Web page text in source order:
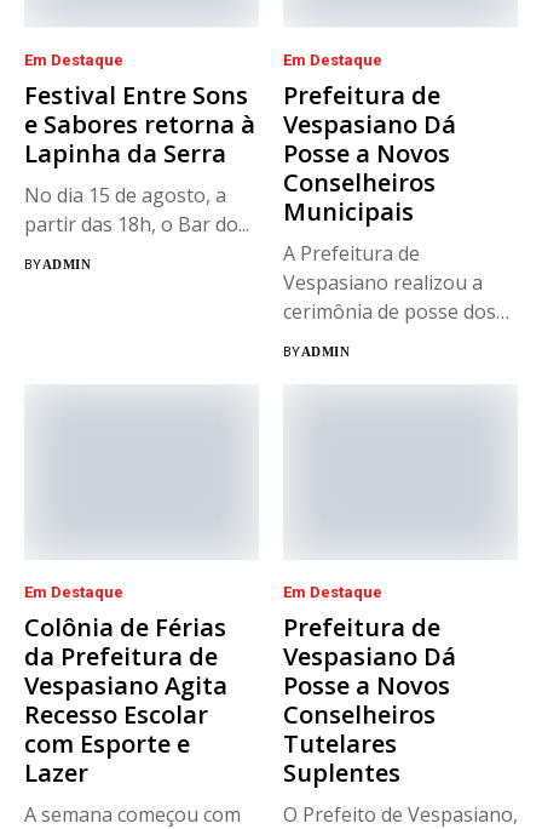
Em Destaque
Festival Entre Sons
e Sabores retorna à
Lapinha da Serra
No dia 15 de agosto, a
partir das 18h, o Bar do...
BYADMIN
Em Destaque
Prefeitura de
Vespasiano Dá
Posse a Novos
Conselheiros
Municipais
A Prefeitura de
Vespasiano realizou a
cerimônia de posse dos
novos integrantes...
BYADMIN
Em Destaque
Colônia de Férias
da Prefeitura de
Vespasiano Agita
Recesso Escolar
com Esporte e
Lazer
A semana começou com
Em Destaque
Prefeitura de
Vespasiano Dá
Posse a Novos
Conselheiros
Tutelares
Suplentes
O Prefeito de Vespasiano,